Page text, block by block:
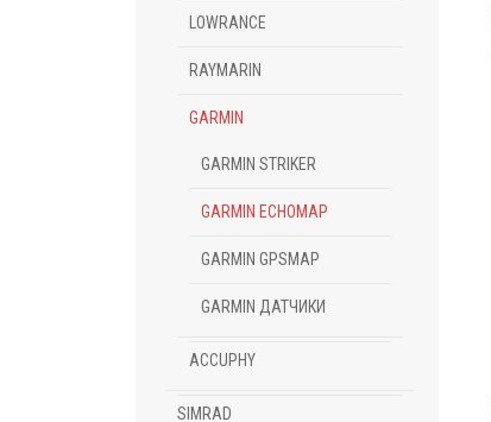
LOWRANCE
RAYMARIN
GARMIN
GARMIN STRIKER
GARMIN ECHOMAP
GARMIN GPSMAP
GARMIN ДАТЧИКИ
ACCUPHY
SIMRAD